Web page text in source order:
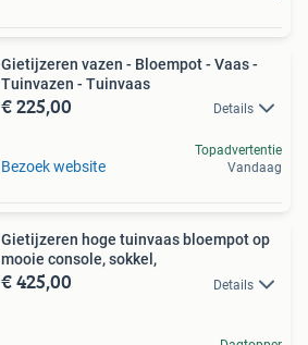
Gietijzeren vazen - Bloempot - Vaas -
Tuinvazen - Tuinvaas
€ 225,00 Details
Bezoek website
Topadvertentie
Vandaag
Gietijzeren hoge tuinvaas bloempot op
mooie console, sokkel,
€ 425,00 Details